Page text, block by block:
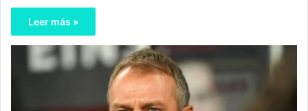
Leer más »